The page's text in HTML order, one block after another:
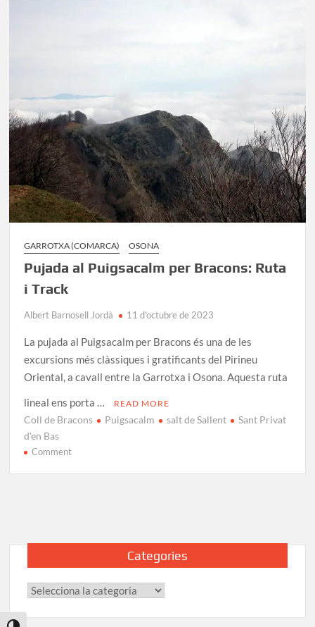
al
Joanetes
GARROTXA (COMARCA) OSONA
Pujada al Puigsacalm per Bracons: Ruta
i Track
Albert Barnosell Jordà 11 d'octubre de 2023
La pujada al Puigsacalm per Bracons és una de les
excursions més clàssiques i gratificants del Pirineu
Oriental, a cavall entre la Garrotxa i Osona. Aquesta ruta
lineal ens porta …
READ MORE
Coll de Bracons Puigsacalm salt de Sallent
Sant Privat
d'en Bas
Commenton
Ruta
Categories
Categories